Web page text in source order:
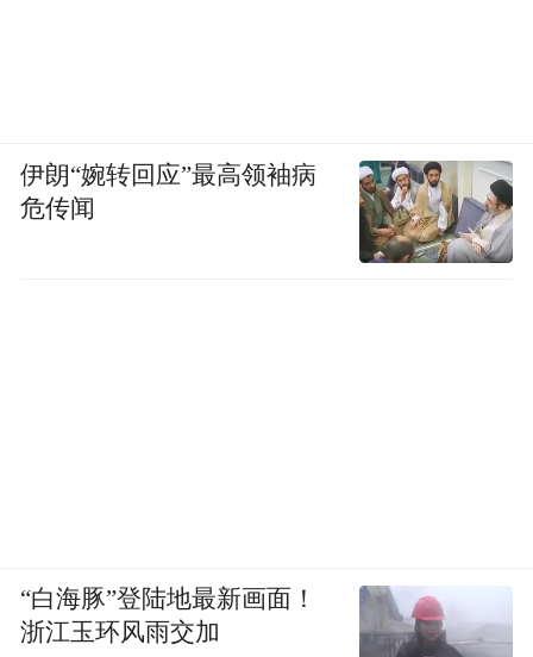
伊朗“婉转回应”最高领袖病
危传闻
“白海豚”登陆地最新画面！
浙江玉环风雨交加